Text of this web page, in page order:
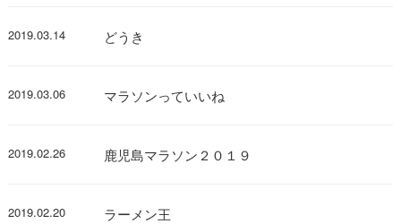
2019.03.14 どうき
2019.03.06 マラソンっていいね
2019.02.26 鹿児島マラソン２０１９
2019.02.20 ラーメン王